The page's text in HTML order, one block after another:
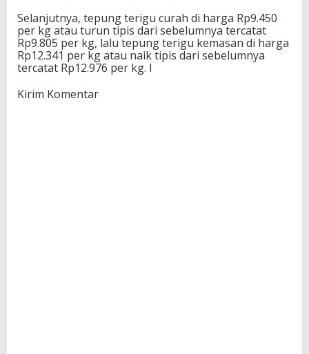
Selanjutnya, tepung terigu curah di harga Rp9.450
per kg atau turun tipis dari sebelumnya tercatat
Rp9.805 per kg, lalu tepung terigu kemasan di harga
Rp12.341 per kg atau naik tipis dari sebelumnya
tercatat Rp12.976 per kg. I
Kirim Komentar